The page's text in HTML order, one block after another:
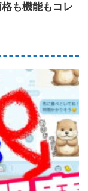
も機能もコレ